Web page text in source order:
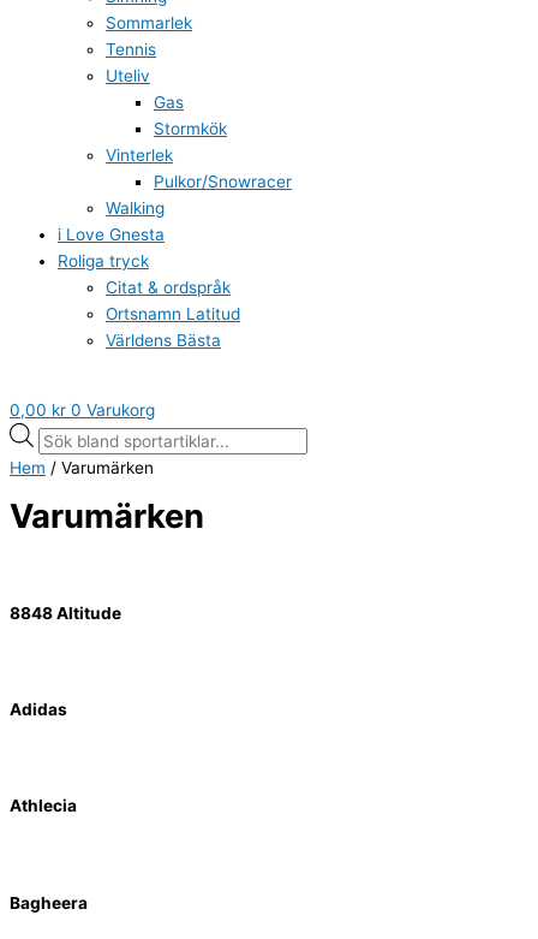
Sommarlek
Tennis
Uteliv
Gas
Stormkök
Vinterlek
Pulkor/Snowracer
Walking
i Love Gnesta
Roliga tryck
Citat & ordspråk
Ortsnamn Latitud
Världens Bästa
0,00 kr 0 Varukorg
Hem / Varumärken
Varumärken
8848 Altitude
Adidas
Athlecia
Bagheera